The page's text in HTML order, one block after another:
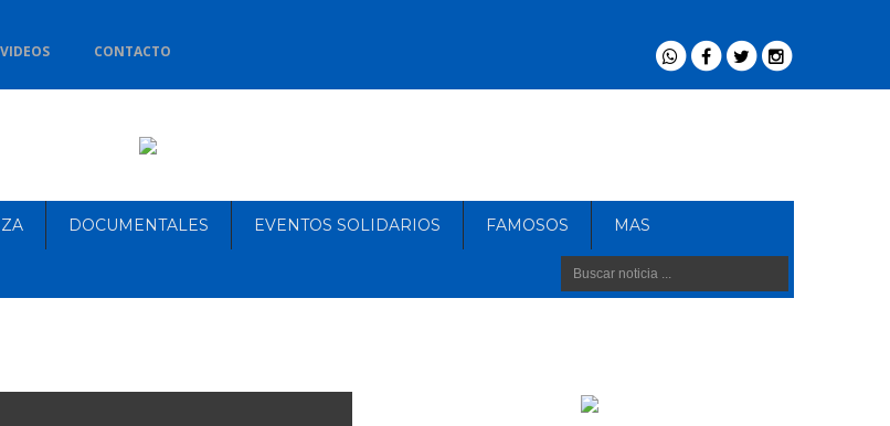
VIDEOS CONTACTO
DOCUMENTALES EVENTOS SOLIDARIOS FAMOSOS MAS